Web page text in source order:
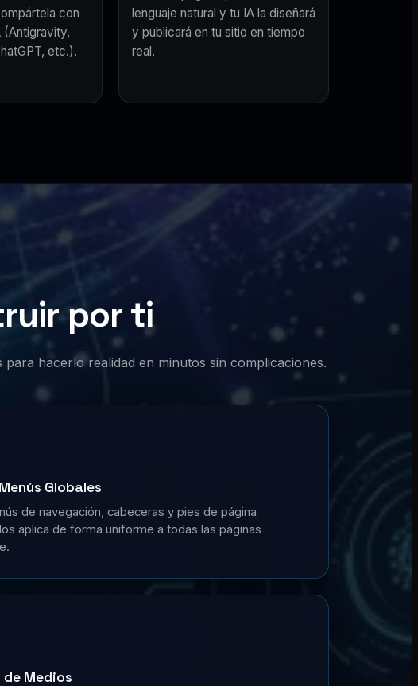
con
(Antigravity,
etc.).
lenguaje natural y tu IA la diseñará
y publicará en tu sitio en tiempo
real.
por ti
hacerlo realidad en minutos sin complicaciones.
Globales
de navegación, cabeceras y pies de página
aplica de forma uniforme a todas las páginas
Medios